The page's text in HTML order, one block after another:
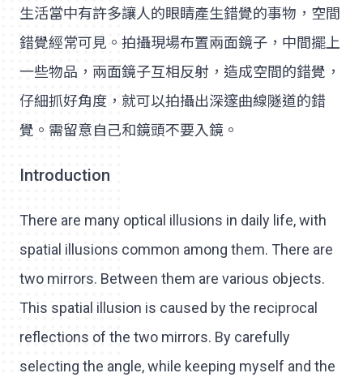
生活當中有許多讓人的眼睛產生錯覺的事物，空間
錯覺經常可見。拍攝現場布置兩面鏡子，中間擺上
一些物品，兩面鏡子互相反射，造成空間的錯覺，
仔細抓好角度，就可以拍攝出深邃曲線隧道的錯
覺。需留意自己和鏡頭不要入鏡。
Introduction
There are many optical illusions in daily life, with
spatial illusions common among them. There are
two mirrors. Between them are various objects.
This spatial illusion is caused by the reciprocal
reflections of the two mirrors. By carefully
selecting the angle, while keeping myself and the